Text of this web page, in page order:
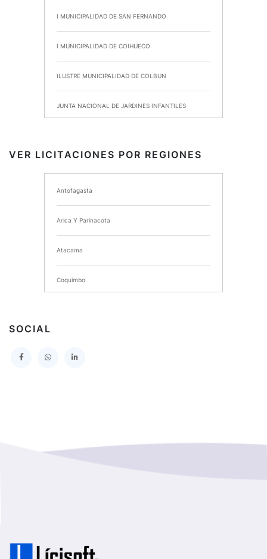
I MUNICIPALIDAD DE SAN FERNANDO
I MUNICIPALIDAD DE COIHUECO
ILUSTRE MUNICIPALIDAD DE COLBUN
JUNTA NACIONAL DE JARDINES INFANTILES
I MUNICIPALIDAD DE CHIMBARONGO
INSTITUTO NACIONAL DE DEPORTES DE CHILE
SERVICIO DE SALUD DEL MAULE HOSPITAL DE
TALCA
I MUNICIPALIDAD DE PROVIDENCIA
SERVICIO DE SALUD TALCAHUANO HOSPITAL DE
GOBERNACION PROVINCIAL DE TALCA
VER LICITACIONES POR REGIONES
Antofagasta
Arica Y Parinacota
Atacama
Coquimbo
Region Del Biobio
SOCIAL